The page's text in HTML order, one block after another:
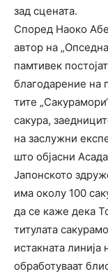
зад сцената.
Според Наоко
автор на
памтивек
благодарение на
тите
сакура,
на заслужни
што објасни
Јапонското
има околу 100
да се каже дека
титулата
истакната
обработуваат